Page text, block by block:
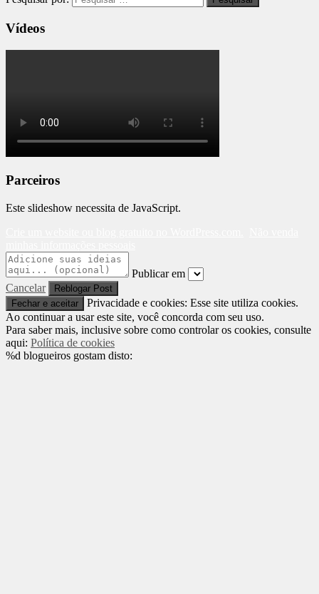
Vídeos
Parceiros
Este slideshow necessita de JavaScript.
Publicar em
Cancelar
Privacidade e cookies: Esse site utiliza cookies.
Ao continuar a usar este site, você concorda com seu uso.
Para saber mais, inclusive sobre como controlar os cookies, consulte
aqui: Política de cookies
%d blogueiros gostam disto: